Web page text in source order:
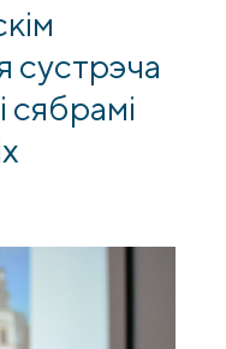
сустрэча
сябрамі